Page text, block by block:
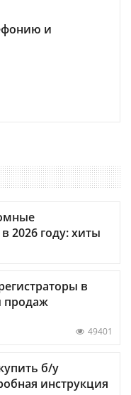
и
2026 году: хиты
в
продаж
49401
б/у
инструкция